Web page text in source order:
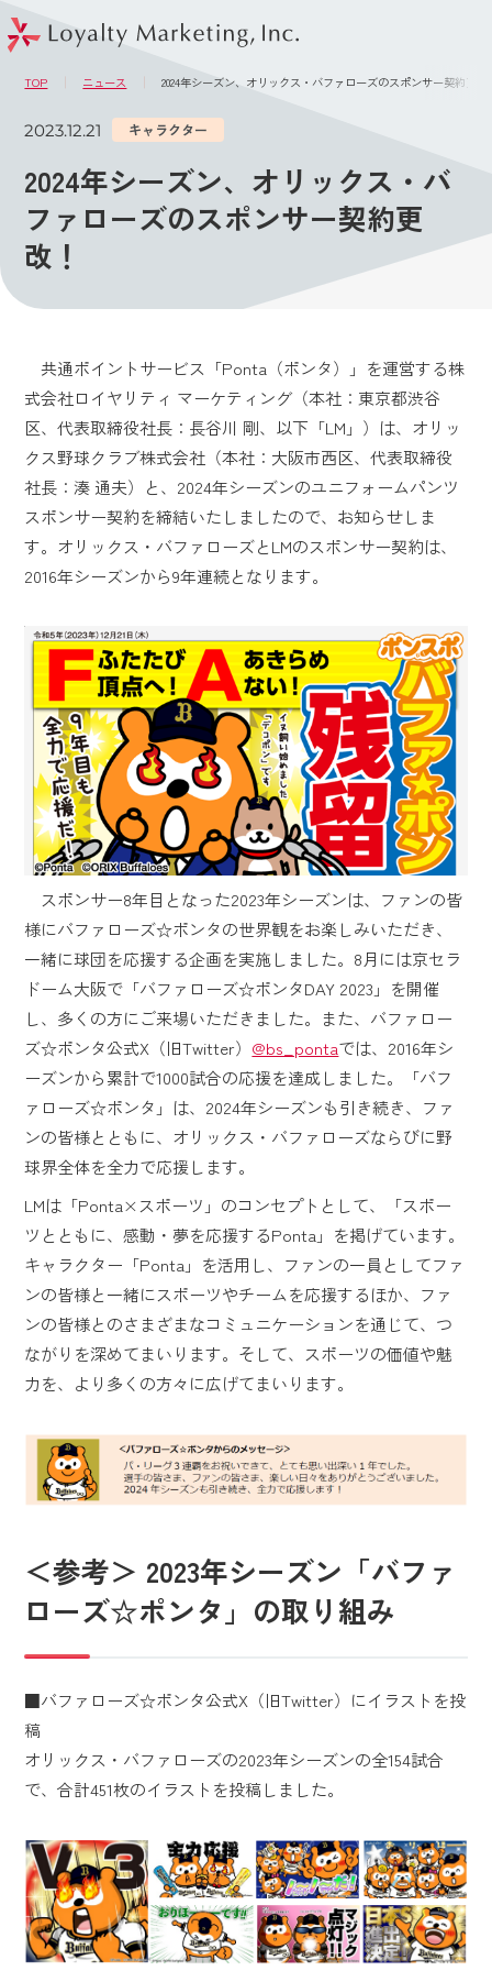
TOP ニュース 2024年シーズン、オリックス・バファローズのスポンサー契約更改
2023.12.21 キャラクター
2024年シーズン、オリックス・バ
ファローズのスポンサー契約更
改！
共通ポイントサービス「Ponta（ポンタ）」を運営する株
式会社ロイヤリティ マーケティング（本社：東京都渋谷
区、代表取締役社長：長谷川 剛、以下「LM」）は、オリッ
クス野球クラブ株式会社（本社：大阪市西区、代表取締役
社長：湊 通夫）と、2024年シーズンのユニフォームパンツ
スポンサー契約を締結いたしましたので、お知らせしま
す。オリックス・バファローズとLMのスポンサー契約は、
2016年シーズンから9年連続となります。
スポンサー8年目となった2023年シーズンは、ファンの皆
様にバファローズ☆ポンタの世界観をお楽しみいただき、
一緒に球団を応援する企画を実施しました。8月には京セラ
ドーム大阪で「バファローズ☆ポンタDAY 2023」を開催
し、多くの方にご来場いただきました。また、バファロー
ズ☆ポンタ公式X（旧Twitter） @bs_pontaでは、2016年シ
ーズンから累計で1000試合の応援を達成しました。「バフ
ァローズ☆ポンタ」は、2024年シーズンも引き続き、ファ
ンの皆様とともに、オリックス・バファローズならびに野
球界全体を全力で応援します。
LMは「Ponta×スポーツ」のコンセプトとして、「スポー
ツとともに、感動・夢を応援するPonta」を掲げています。
キャラクター「Ponta」を活用し、ファンの一員としてファ
ンの皆様と一緒にスポーツやチームを応援するほか、ファ
ンの皆様とのさまざまなコミュニケーションを通じて、つ
ながりを深めてまいります。そして、スポーツの価値や魅
力を、より多くの方々に広げてまいります。
＜参考＞ 2023年シーズン「バファ
ローズ☆ポンタ」の取り組み
■バファローズ☆ポンタ公式X（旧Twitter）にイラストを投
稿
オリックス・バファローズの2023年シーズンの全154試合
で、合計451枚のイラストを投稿しました。